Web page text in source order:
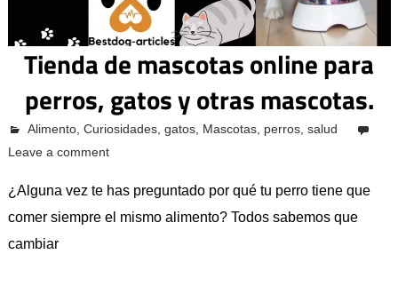
Tienda de mascotas online para
perros, gatos y otras mascotas.
octubre 12, 2023
Pcvkk
Alimento, Curiosidades, gatos, Mascotas, perros, salud
Leave a comment
¿Alguna vez te has preguntado por qué tu perro tiene que
comer siempre el mismo alimento? Todos sabemos que
cambiar